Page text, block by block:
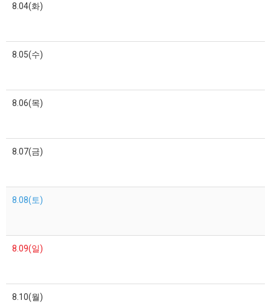
8.04(화)
8.05(수)
8.06(목)
8.07(금)
8.08(토)
8.09(일)
8.10(월)